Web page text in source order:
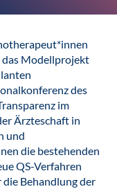
Modellprojekt
des
im
Ärzteschaft in
und
die bestehenden
QS-Verfahren
Behandlung der